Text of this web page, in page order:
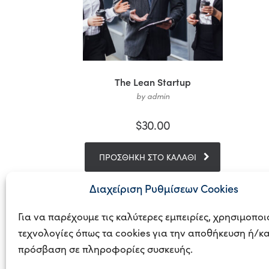
Διαχείριση Ρυθμίσεων Cookies
Για να παρέχουμε τις καλύτερες εμπειρίες,
τεχνολογίες όπως τα cookies για την αποθήκευση ή/
πρόσβαση σε πληροφορίες συσκευής.
The Lean Startup
by admin
$30.00
ΠΡΟΣΘΉΚΗ ΣΤΟ ΚΑΛΆΘΙ